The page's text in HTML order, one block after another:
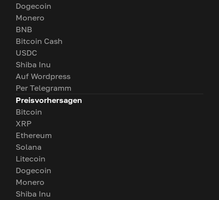
Dogecoin
Monero
BNB
Bitcoin Cash
USDC
Shiba Inu
Auf Wordpress
Per Telegramm
Preisvorhersagen
Bitcoin
XRP
Ethereum
Solana
Litecoin
Dogecoin
Monero
Shiba Inu